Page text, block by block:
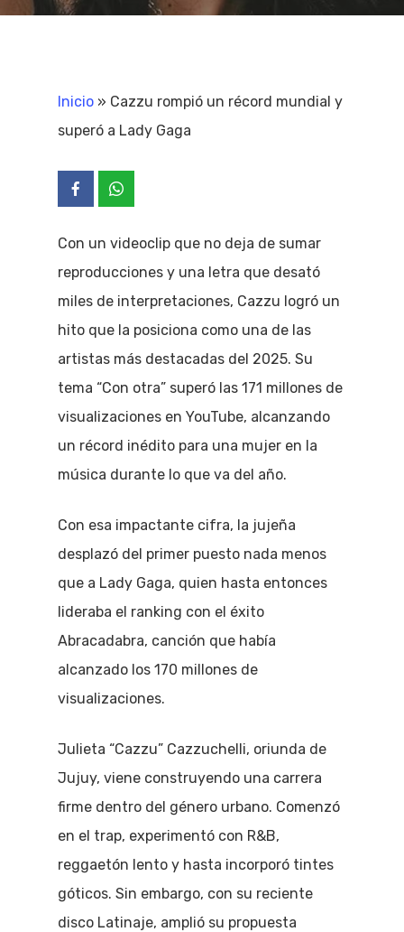
Inicio » Cazzu rompió un récord mundial y
superó a Lady Gaga
Con un videoclip que no deja de sumar
reproducciones y una letra que desató
miles de interpretaciones, Cazzu logró un
hito que la posiciona como una de las
artistas más destacadas del 2025. Su
tema “Con otra” superó las 171 millones de
visualizaciones en YouTube, alcanzando
un récord inédito para una mujer en la
música durante lo que va del año.
Con esa impactante cifra, la jujeña
desplazó del primer puesto nada menos
que a Lady Gaga, quien hasta entonces
lideraba el ranking con el éxito
Abracadabra, canción que había
alcanzado los 170 millones de
visualizaciones.
Julieta “Cazzu” Cazzuchelli, oriunda de
Jujuy, viene construyendo una carrera
firme dentro del género urbano. Comenzó
en el trap, experimentó con R&B,
reggaetón lento y hasta incorporó tintes
góticos. Sin embargo, con su reciente
disco Latinaje, amplió su propuesta